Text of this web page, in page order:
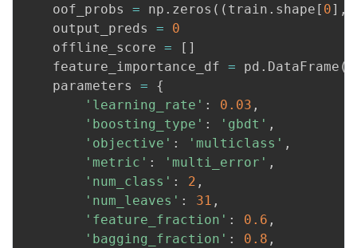
    oof_probs
= np . zeros ( ( train . shape [ 0] ,
    output_preds
=
0
    offline_score
= [ ]
    feature_importance_df
= pd . DataFrame (
    parameters
=
{
'learning_rate' : 0.03 ,
'boosting_type' : 'gbdt' ,
'objective' : 'multiclass' ,
'metric' : 'multi_error' ,
'num_class' : 2 ,
'num_leaves' : 31 ,
'feature_fraction' : 0.6 ,
'bagging_fraction' : 0.8 ,